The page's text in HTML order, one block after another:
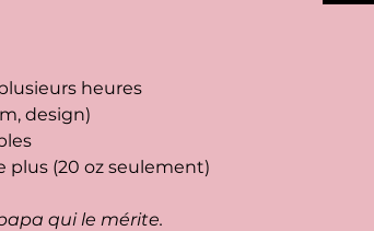
heures
design)
plus (20 oz seulement)
qui le mérite.